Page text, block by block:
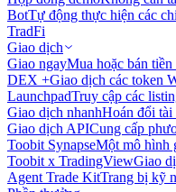
BotTự động thực hiện các
TradFi
Giao dịch
Giao ngayMua hoặc bán
DEX +Giao dịch các token
LaunchpadTruy cập các
Giao dịch nhanhHoán đổi tài
Giao dịch APICung cấp
Toobit SynapseMột mô hình
Toobit x TradingViewGiao
Agent Trade KitTrang bị kỹ